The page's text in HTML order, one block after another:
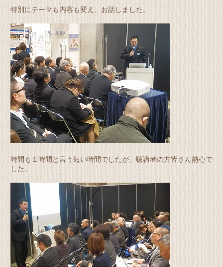
特別にテーマも内容も変え、お話しました。
時間も１時間と言う短い時間でしたが、聴講者の方皆さん熱心で
した。